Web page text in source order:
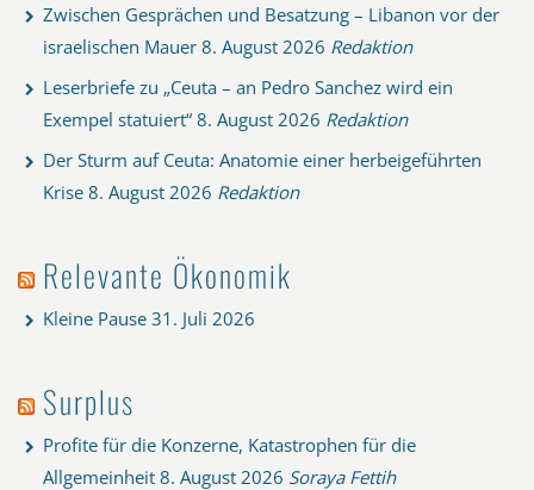
Zwischen Gesprächen und Besatzung – Libanon vor der
israelischen Mauer 8. August 2026 Redaktion
Leserbriefe zu „Ceuta – an Pedro Sanchez wird ein
Exempel statuiert“ 8. August 2026 Redaktion
Der Sturm auf Ceuta: Anatomie einer herbeigeführten
Krise 8. August 2026 Redaktion
Relevante Ökonomik
Kleine Pause 31. Juli 2026
Surplus
Profite für die Konzerne, Katastrophen für die
Allgemeinheit 8. August 2026 Soraya Fettih